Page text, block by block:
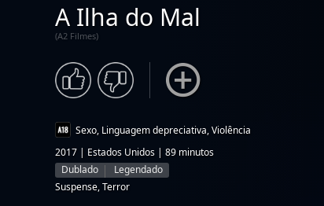
A Ilha do Mal
(A2 Filmes)
Sexo, Linguagem depreciativa, Violência
2017 | Estados Unidos | 89 minutos
Dublado
Legendado
Suspense, Terror